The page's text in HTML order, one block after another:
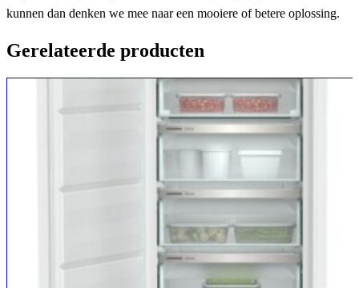
kunnen dan denken we mee naar een mooiere of betere oplossing.
Gerelateerde producten